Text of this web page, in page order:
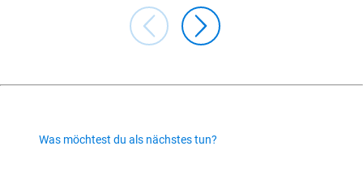
Was möchtest du als nächstes tun?